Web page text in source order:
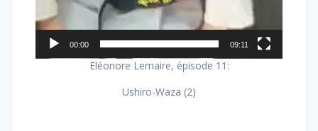
00:00 09:11
Eléonore Lemaire, épisode 11:
Ushiro-Waza (2)